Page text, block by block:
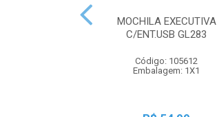
MOCHILA EXECUTIVA
C/ENT.USB GL283
Código: 105612
Embalagem: 1X1